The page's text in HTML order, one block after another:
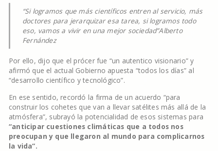
“Si logramos que más científicos entren al servicio, más
doctores para jerarquizar esa tarea, si logramos todo
eso, vamos a vivir en una mejor sociedad”Alberto
Fernández
Por ello, dijo que el prócer fue “un autentico visionario” y
afirmó que el actual Gobierno apuesta “todos los días” al
“desarrollo científico y tecnológico”.
En ese sentido, recordó la firma de un acuerdo “para
construir los cohetes que van a llevar satélites más allá de la
atmósfera”, subrayó la potencialidad de esos sistemas para
“anticipar cuestiones climáticas que a todos nos
preocupan y que llegaron al mundo para complicarnos
la vida”.